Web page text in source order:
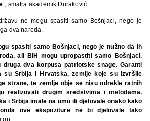
“, smatra akademik Duraković.
ne mogu spasiti samo Bošnjaci, nego je
dva naroda.
spasiti samo Bošnjaci, nego je nužno da ih
ali BiH mogu upropastiti samo Bošnjaci.
druga dva korpusa patriotske snage. Garanti
su Srbija i Hrvatska, zemlje koje su izvršile
strane, te zemlje obje se nisu odrekle ratnih
realizovati drugim sredstvima i metodama.
i Srbija imale na umu ili djelovale onako kako
ove ekspoziture ne bi djelovale tako
on.